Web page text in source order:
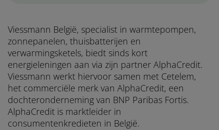
Viessmann België, specialist in warmtepompen,
zonnepanelen, thuisbatterijen en
verwarmingsketels, biedt sinds kort
energieleningen aan via zijn partner AlphaCredit.
Viessmann werkt hiervoor samen met Cetelem,
het commerciële merk van AlphaCredit, een
dochteronderneming van BNP Paribas Fortis.
AlphaCredit is marktleider in
consumentenkredieten in België.